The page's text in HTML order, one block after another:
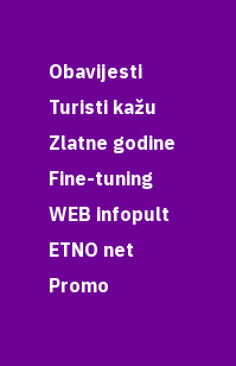
Obavijesti
Turisti kažu
Zlatne godine
Fine-tuning
WEB infopult
ETNO net
Promo